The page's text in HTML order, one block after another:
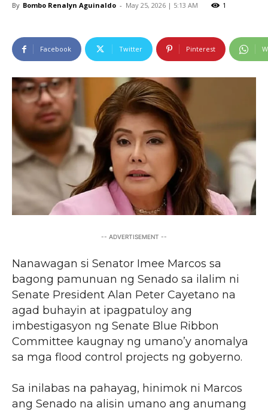
By Bombo Renalyn Aguinaldo - May 25, 2026 | 5:13 AM 1
Facebook Twitter Pinterest
-- ADVERTISEMENT --
Nanawagan si Senator Imee Marcos sa
bagong pamunuan ng Senado sa ilalim ni
Senate President Alan Peter Cayetano na
agad buhayin at ipagpatuloy ang
imbestigasyon ng Senate Blue Ribbon
Committee kaugnay ng umano’y anomalya
sa mga flood control projects ng gobyerno.
Sa inilabas na pahayag, hinimok ni Marcos
ang Senado na alisin umano ang anumang